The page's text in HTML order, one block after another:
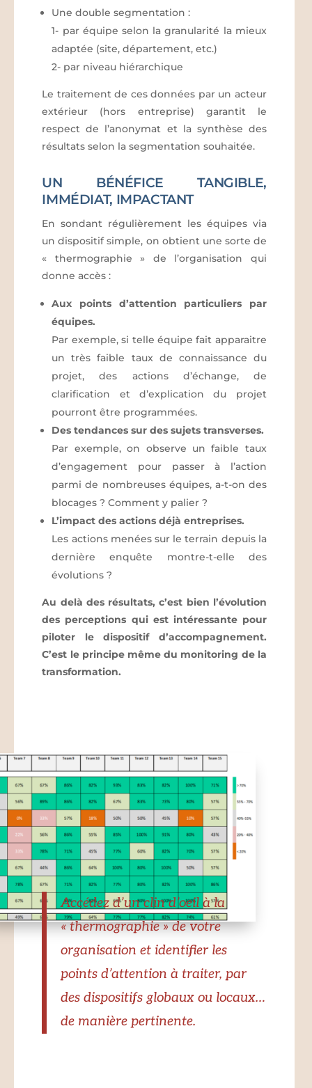
Une double segmentation :
1- par équipe selon la granularité la mieux
adaptée (site, département, etc.)
2- par niveau hiérarchique
Le traitement de ces données par un acteur
extérieur (hors entreprise) garantit le
respect de l’anonymat et la synthèse des
résultats selon la segmentation souhaitée.
UN BÉNÉFICE TANGIBLE,
IMMÉDIAT, IMPACTANT
En sondant régulièrement les équipes via
un dispositif simple, on obtient une sorte de
« thermographie » de l’organisation qui
donne accès :
Aux points d’attention particuliers par
équipes.
Par exemple, si telle équipe fait apparaitre
un très faible taux de connaissance du
projet, des actions d’échange, de
clarification et d’explication du projet
pourront être programmées.
Des tendances sur des sujets transverses.
Par exemple, on observe un faible taux
d’engagement pour passer à l’action
parmi de nombreuses équipes, a-t-on des
blocages ? Comment y palier ?
L’impact des actions déjà entreprises.
Les actions menées sur le terrain depuis la
dernière enquête montre-t-elle des
évolutions ?
Au delà des résultats, c’est bien l’évolution
des perceptions qui est intéressante pour
piloter le dispositif d’accompagnement.
C’est le principe même du monitoring de la
transformation.
Accédez d’un clin d’oeil à la
« thermographie » de votre
organisation et identifier les
points d’attention à traiter, par
des dispositifs globaux ou locaux…
de manière pertinente.